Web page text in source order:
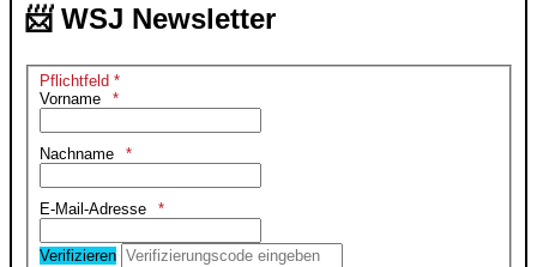
📨 WSJ Newsletter
Pflichtfeld *
Vorname
Nachname
E-Mail-Adresse
Verifizieren